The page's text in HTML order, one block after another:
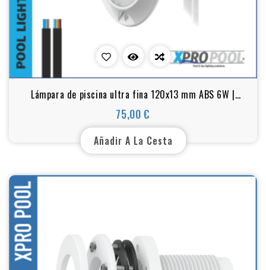
Lámpara de piscina ultra fina 120x13 mm ABS 6W |
Blanco cálido - RGB
75,00 €
Precio
Añadir A La Cesta